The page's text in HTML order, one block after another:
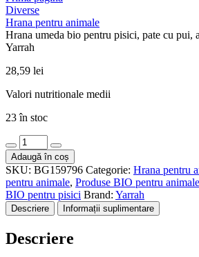
Diverse
Hrana pentru animale
Hrana umeda bio pentru pisici, pate cu pui,
Yarrah
28,59 lei
Valori nutritionale medii
23 în stoc
Cantitate
Hrana
umeda
bio
pentru
pisici,
pate
pui,
Adaugă în coș
SKU: BG159796 Categorie: Hrana pentru
pentru animale, Produse BIO pentru
BIO pentru pisici Brand: Yarrah
Descriere Informații suplimentare
Descriere